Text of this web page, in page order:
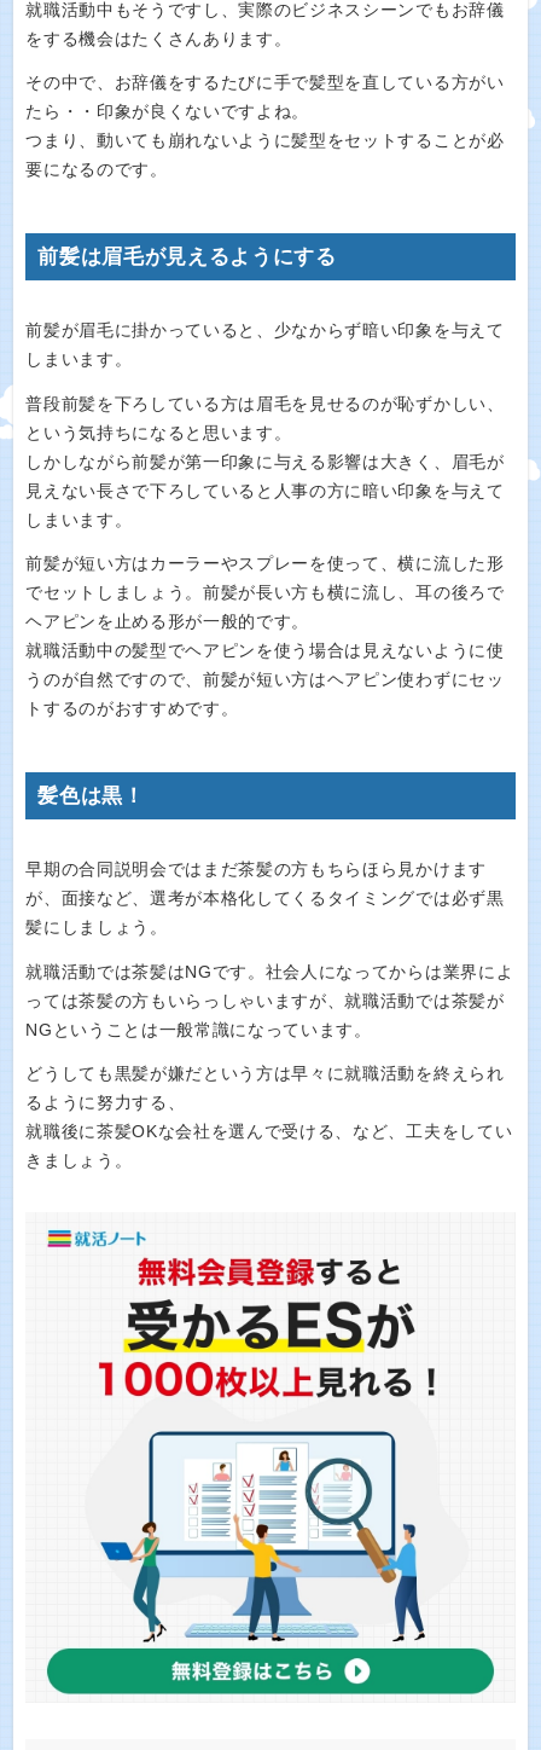
就職活動中もそうですし、実際のビジネスシーンでもお辞儀
をする機会はたくさんあります。
その中で、お辞儀をするたびに手で髪型を直している方がい
たら・・印象が良くないですよね。
つまり、動いても崩れないように髪型をセットすることが必
要になるのです。
前髪は眉毛が見えるようにする
前髪が眉毛に掛かっていると、少なからず暗い印象を与えて
しまいます。
普段前髪を下ろしている方は眉毛を見せるのが恥ずかしい、
という気持ちになると思います。
しかしながら前髪が第一印象に与える影響は大きく、眉毛が
見えない長さで下ろしていると人事の方に暗い印象を与えて
しまいます。
前髪が短い方はカーラーやスプレーを使って、横に流した形
でセットしましょう。前髪が長い方も横に流し、耳の後ろで
ヘアピンを止める形が一般的です。
就職活動中の髪型でヘアピンを使う場合は見えないように使
うのが自然ですので、前髪が短い方はヘアピン使わずにセッ
トするのがおすすめです。
髪色は黒！
早期の合同説明会ではまだ茶髪の方もちらほら見かけます
が、面接など、選考が本格化してくるタイミングでは必ず黒
髪にしましょう。
就職活動では茶髪はNGです。社会人になってからは業界によ
っては茶髪の方もいらっしゃいますが、就職活動では茶髪が
NGということは一般常識になっています。
どうしても黒髪が嫌だという方は早々に就職活動を終えられ
るように努力する、
就職後に茶髪OKな会社を選んで受ける、など、工夫をしてい
きましょう。